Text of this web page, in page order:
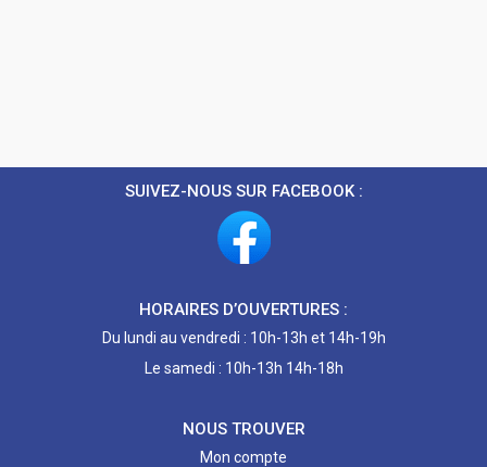
SUIVEZ-NOUS SUR FACEBOOK :
HORAIRES D’OUVERTURES :
Du lundi au vendredi : 10h-13h et 14h-19h
Le samedi : 10h-13h 14h-18h
NOUS TROUVER
Mon compte